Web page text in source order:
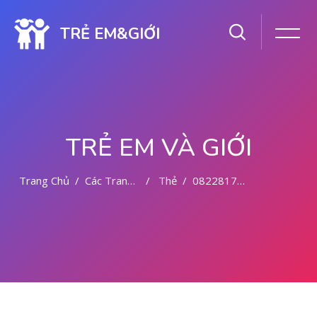
TRẺ EM&GIỚI
TRẺ EM VÀ GIỚI
Trang Chủ Các Trang Của Hệ Thống Thẻ 082281779727 BIDAN ABORSI DI MALANG